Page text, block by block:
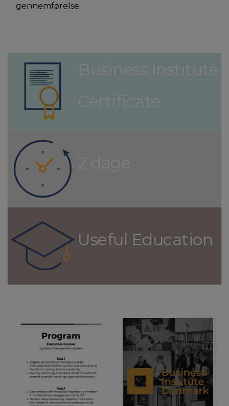
gennemførelse.
Business Institute
Certificate
Useful Education